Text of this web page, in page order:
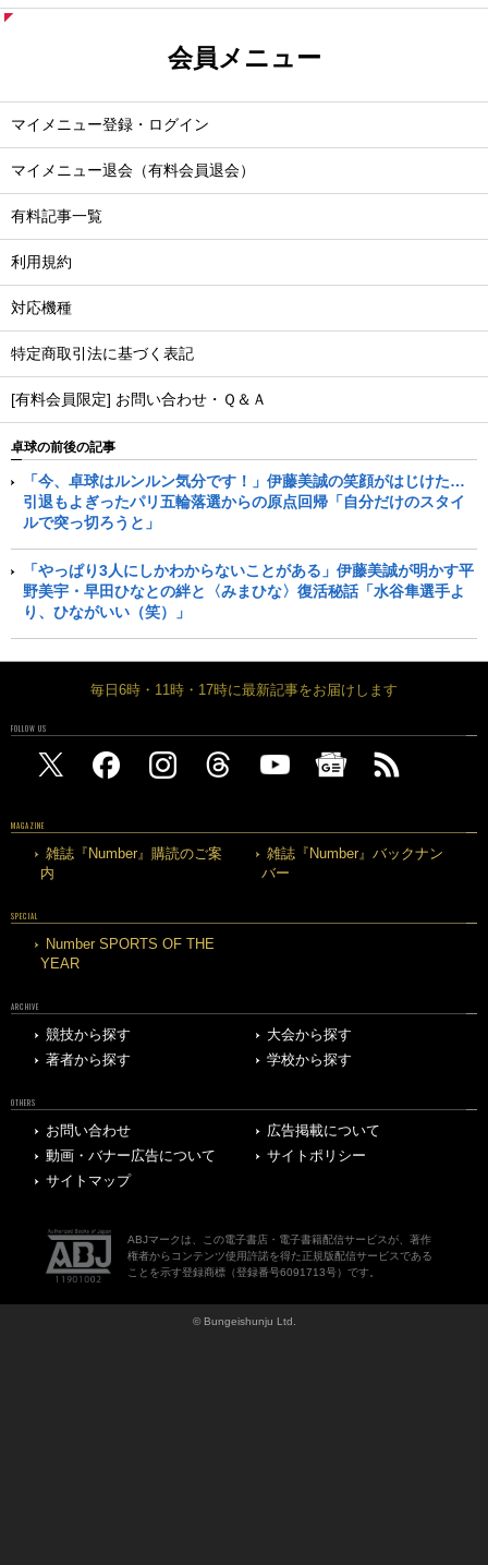
会員メニュー
マイメニュー登録・ログイン
マイメニュー退会（有料会員退会）
有料記事一覧
利用規約
対応機種
特定商取引法に基づく表記
[有料会員限定] お問い合わせ・Ｑ＆Ａ
卓球の前後の記事
「今、卓球はルンルン気分です！」伊藤美誠の笑顔がはじけた…
引退もよぎったパリ五輪落選からの原点回帰「自分だけのスタイ
ルで突っ切ろうと」
「やっぱり3人にしかわからないことがある」伊藤美誠が明かす平
野美宇・早田ひなとの絆と〈みまひな〉復活秘話「水谷隼選手よ
り、ひながいい（笑）」
毎日6時・11時・17時に最新記事をお届けします
FOLLOW US
MAGAZINE
雑誌『Number』購読のご案
内
雑誌『Number』バックナン
バー
SPECIAL
Number SPORTS OF THE
YEAR
ARCHIVE
競技から探す
大会から探す
著者から探す
学校から探す
OTHERS
お問い合わせ
広告掲載について
動画・バナー広告について
サイトポリシー
サイトマップ
ABJマークは、この電子書店・電子書籍配信サービスが、著作
権者からコンテンツ使用許諾を得た正規版配信サービスである
ことを示す登録商標（登録番号6091713号）です。
© Bungeishunju Ltd.